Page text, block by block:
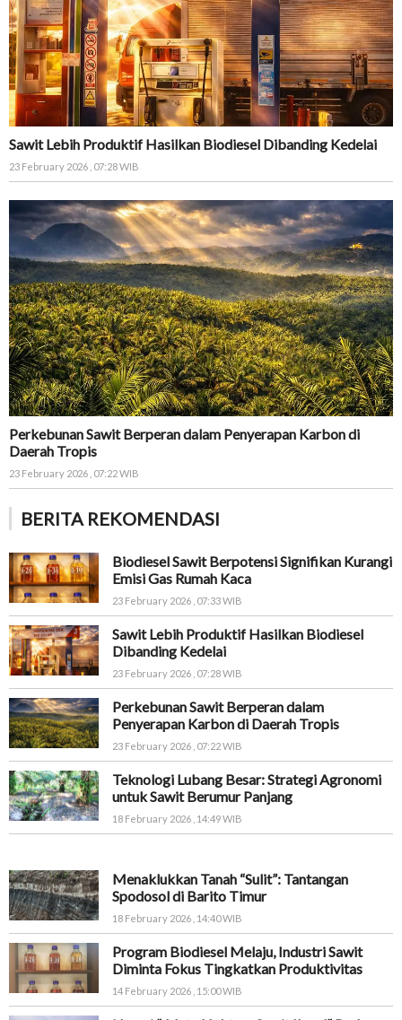
Sawit Lebih Produktif Hasilkan Biodiesel Dibanding Kedelai
23 February 2026 , 07:28 WIB
Perkebunan Sawit Berperan dalam Penyerapan Karbon di
Daerah Tropis
23 February 2026 , 07:22 WIB
BERITA REKOMENDASI
Biodiesel Sawit Berpotensi Signifikan Kurangi
Emisi Gas Rumah Kaca
23 February 2026 , 07:33 WIB
Sawit Lebih Produktif Hasilkan Biodiesel
Dibanding Kedelai
23 February 2026 , 07:28 WIB
Perkebunan Sawit Berperan dalam
Penyerapan Karbon di Daerah Tropis
23 February 2026 , 07:22 WIB
Teknologi Lubang Besar: Strategi Agronomi
untuk Sawit Berumur Panjang
18 February 2026 , 14:49 WIB
Menaklukkan Tanah “Sulit”: Tantangan
Spodosol di Barito Timur
18 February 2026 , 14:40 WIB
Program Biodiesel Melaju, Industri Sawit
Diminta Fokus Tingkatkan Produktivitas
14 February 2026 , 15:00 WIB